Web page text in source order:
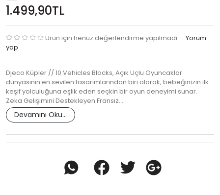
1.499,90TL
Ürün için henüz değerlendirme yapılmadı
Yorum
yap
Djeco Küpler // 10 Vehicles Blocks, Açık Uçlu Oyuncaklar
dünyasının en sevilen tasarımlarından biri olarak, bebeğinizin ilk
keşif yolculuğuna eşlik eden seçkin bir oyun deneyimi sunar.
Zeka Gelişimini Destekleyen Fransız…
Devamını Oku...